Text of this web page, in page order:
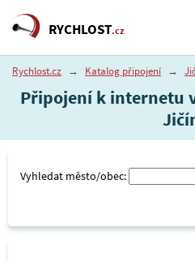
RYCHLOST.cz
Rychlost.cz → Katalog připojení →
Připojení k internetu
Vyhledat město/obec: